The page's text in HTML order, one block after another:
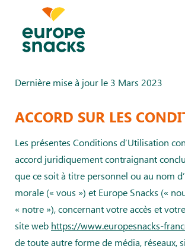
Dernière mise à jour le 3 Mars 2023
ACCORD SUR LES
Les présentes Conditions d’Utilisation
accord juridiquement contraignant
que ce soit à titre personnel ou au nom
morale (« vous ») et Europe Snacks («
« notre »), concernant votre accès et
site web https://www.europesnacks-
de toute autre forme de média, réseaux,